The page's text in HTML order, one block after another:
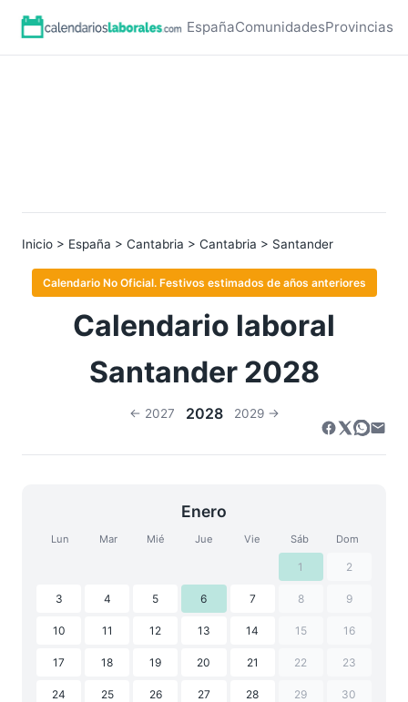
EspañaComunidadesProvincias
Inicio > España > Cantabria > Cantabria > Santander
Calendario No Oficial. Festivos estimados de años anteriores
Calendario laboral
Santander 2028
← 2027 2028 2029 →
Enero
Lun Mar Mié Jue Vie Sáb Dom
1 2
3 4 5 6 7 8 9
10 11 12 13 14 15 16
17 18 19 20 21 22 23
24 25 26 27 28 29 30